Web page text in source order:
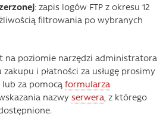
: zapis logów FTP z okresu 12
filtrowania po wybranych
na poziomie narzędzi administratora
i płatności za usługę prosimy
lub za pomocą formularza
nazwy serwera, z którego